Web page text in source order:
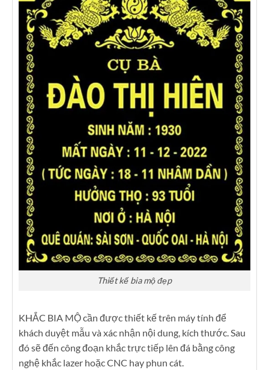
Thiết kế bia mộ đẹp
KHẮC BIA MỘ cần được thiết kế trên máy tính để
khách duyệt mẫu và xác nhận nội dung, kích thước. Sau
đó sẽ đến công đoạn khắc trực tiếp lên đá bằng công
nghệ khắc lazer hoặc CNC hay phun cát.